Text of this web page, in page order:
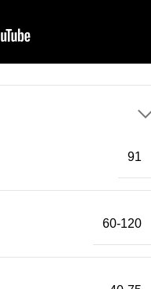
91
60-120